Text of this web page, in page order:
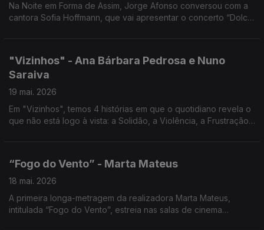
Na Noite em Forma de Assim, Jorge Afonso conversou com a
cantora Sofia Hoffmann, que vai apresentar o concerto “Dolce
"Vizinhos" - Ana Bárbara Pedrosa e Nuno
Saraiva
19 mai. 2026
Em "Vizinhos", temos 4 histórias em que o quotidiano revela o
que não está logo à vista: a Solidão, a Violência, a Frustração,
“Fogo do Vento” - Marta Mateus
18 mai. 2026
A primeira longa-metragem da realizadora Marta Mateus,
intitulada “Fogo do Vento”, estreia nas salas de cinema